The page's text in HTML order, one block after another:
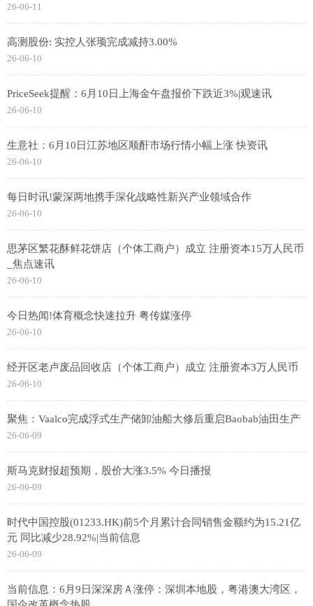
26-06-11
高测股份: 实控人张顼完成减持3.00%
26-06-10
PriceSeek提醒：6月10日上海金午盘报价下跌近3%|观速讯
26-06-10
生意社：6月10日江苏地区顺酐市场行情小幅上涨 快资讯
26-06-10
每日时讯!蒙深两地携手深化战略性新兴产业领域合作
26-06-10
思茅区繁花酥鲜花饼店（个体工商户）成立 注册资本15万人民币
_焦点速讯
26-06-10
今日热闻!体育概念快速拉升 粤传媒涨停
26-06-10
经开区老卢废品回收店（个体工商户）成立 注册资本3万人民币
26-06-10
聚焦：Vaalco完成浮式生产储卸油船大修后重启Baobab油田生产
26-06-09
斯马克财报超预期，股价大涨3.5% 今日播报
26-06-09
时代中国控股(01233.HK)前5个月累计合同销售金额约为15.21亿
元 同比减少28.92%|当前信息
26-06-09
当前信息：6月9日深深房Ａ涨停：深圳本地股，粤港澳大湾区，